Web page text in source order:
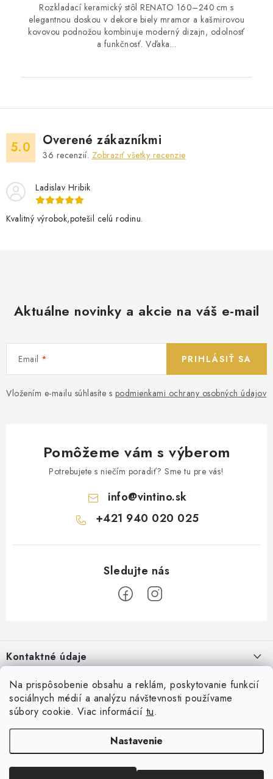
Na prispôsobenie obsahu a reklám, poskytovanie funkcií
sociálnych médií a analýzu návštevnosti používame
súbory cookie. Viac informácií tu.
Nastavenie
Rozkladací keramický stôl RENATO 160–240 cm s
elegantnou doskou v dekore biely mramor a kašmirovou
kovovou podnožou kombinuje moderný dizajn, odolnosť
a funkčnosť. Vďaka...
5.0 Overené zákazníkmi
36 recenzií. Zobraziť všetky recenzie
Ladislav Hribik
Kvalitný výrobok,potešil celú rodinu.
Aktuálne novinky a akcie na váš e-mail
Email
Vložením e-mailu súhlasíte s podmienkami ochrany osobných údajov
PRIHLÁSIŤ SA
Pomôžeme vám s výberom
Potrebujete s niečím poradiť? Sme tu pre vás!
info@vintino.sk
+421 940 020 025
pKontaktné údaje
Vintino.sk
Prevádzkovateľ: LAURES s.r.o.
IČO: 54761158
DIČ: 2121781255
Kukorelliho 2944/55, 085 01 Bardejov
O nás
Všeobecné obchodné podmienky
Reklamácia a vrátenia tovaru
Podmienky ochrany osobných údajov
Prihlásenie
Online platby